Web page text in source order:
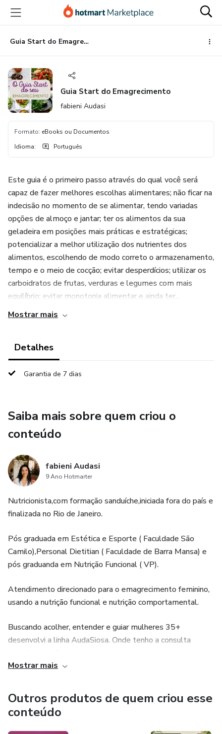
para
conteúdo
principal
para
pagamento
para
rodapé
Guia Start do Emagrecimento
Guia Start do Emagrecimento
fabieni Audasi
Formato: eBooks ou Documentos
Idioma: Português
Este guia é o primeiro passo através do qual você será
capaz de fazer melhores escolhas alimentares; não ficar na
indecisão no momento de se alimentar, tendo variadas
opções de almoço e jantar; ter os alimentos da sua
geladeira em posições mais práticas e estratégicas;
potencializar a melhor utilização dos nutrientes dos
alimentos, escolhendo de modo correto o armazenamento,
tempo e o meio de cocção; evitar desperdícios; utilizar os
carboidratos de frutas, verduras e legumes com mais
equilíbrio; evitar monotonia alimentar e ainda ter...
Mostrar mais
Detalhes
Garantia de 7 dias
Saiba mais sobre quem criou o
conteúdo
fabieni Audasi
9 Ano Hotmarter
Nutricionista,com formação sanduíche,iniciada fora do país e
finalizada no Rio de Janeiro.
Pós graduada em Estética e Esporte ( Faculdade São
Camilo),Personal Dietitian ( Faculdade de Barra Mansa) e
pós graduanda em Nutrição Funcional ( VP).
Atendimento direcionado para o emagrecimento feminino,
usando a nutrição funcional e nutrição comportamental.
Buscando acolher, entender e guiar mulheres 35+
desenvolvi a linha AudaSiosa. Onde tenho a consulta
método AudaSiosa e o Desafio Detox, o Protocolo
Mostrar mais
Outros produtos de quem criou esse
conteúdo